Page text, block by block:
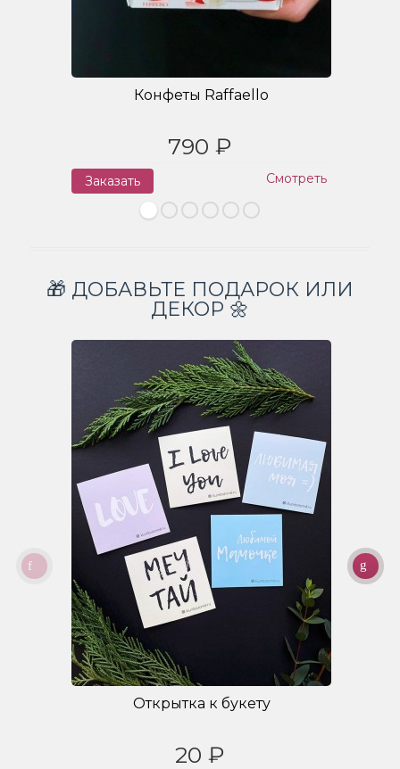
Конфеты Raffaello
790 ₽
Заказать Смотреть
🎁 ДОБАВЬТЕ ПОДАРОК ИЛИ
ДЕКОР 🌼
Открытка к букету
20 ₽